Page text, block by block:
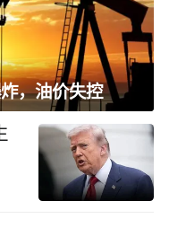
，油价失控